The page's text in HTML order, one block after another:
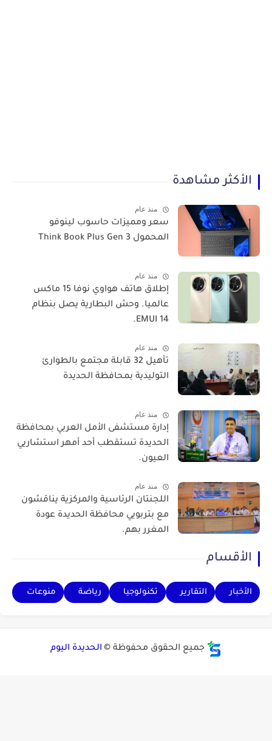
الأكثر مشاهدة
منذ عام
سعر ومميزات حاسوب لينوفو
المحمول Think Book Plus Gen 3
منذ عام
​إطلاق هاتف هواوي نوفا 15 ماكس
عالميا. وحش البطارية يصل بنظام
EMUI 14.
منذ عام
تأهيل 32 قابلة مجتمع بالطوارئ
التوليدية بمحافظة الحديدة
منذ عام
إدارة مستشفى الأمل العربي بمحافظة
الحديدة تستقطب أحد أمهر استشاريي
العيون.
منذ عام
اللجنتان الرئاسية والمركزية يناقشون
مع بتربويي محافظة الحديدة عودة
المغرر بهم.
الأقسام
الأخبار التقارير تكنولوجيا رياضة منوعات
جميع الحقوق محفوظة © الحديدة اليوم